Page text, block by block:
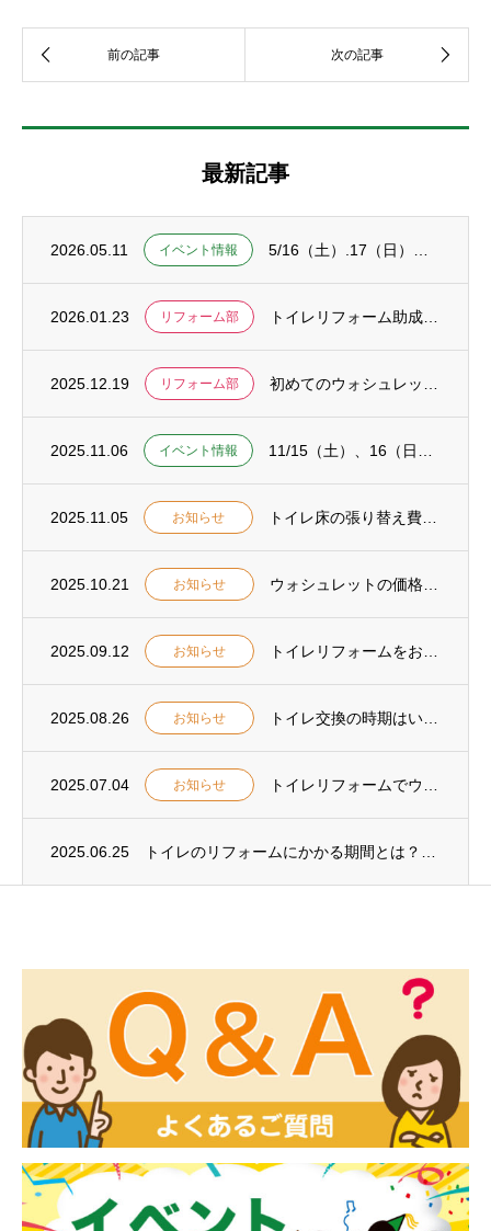
最新記事
2026.05.11 イベント情報 5/16（土）.17（日）みどりや祭開催のお知らせ
2026.01.23 リフォーム部 トイレリフォーム助成金を賢く活用！申請方法から注意点まで徹底解説
2025.12.19 リフォーム部 初めてのウォシュレット交換はどこに頼むのが安心？信頼できる業者選びの完全ガイド
2025.11.06 イベント情報 11/15（土）、16（日） みどりや祭開催のお知らせ
2025.11.05 お知らせ トイレ床の張り替え費用はいくら？相場と安く抑える方法を徹底解説
2025.10.21 お知らせ ウォシュレットの価格と工事費込みの相場を徹底解説
2025.09.12 お知らせ トイレリフォームをおしゃれに仕上げるための完全ガイド
2025.08.26 お知らせ トイレ交換の時期はいつが正解？迷わないための完全ガイド
2025.07.04 お知らせ トイレリフォームでウォシュレットがいらない人必見！後悔しない選択のコツとは？
2025.06.25 トイレのリフォームにかかる期間とは？工事内容別にわかりやすく解説！秦野市のリフォームな...